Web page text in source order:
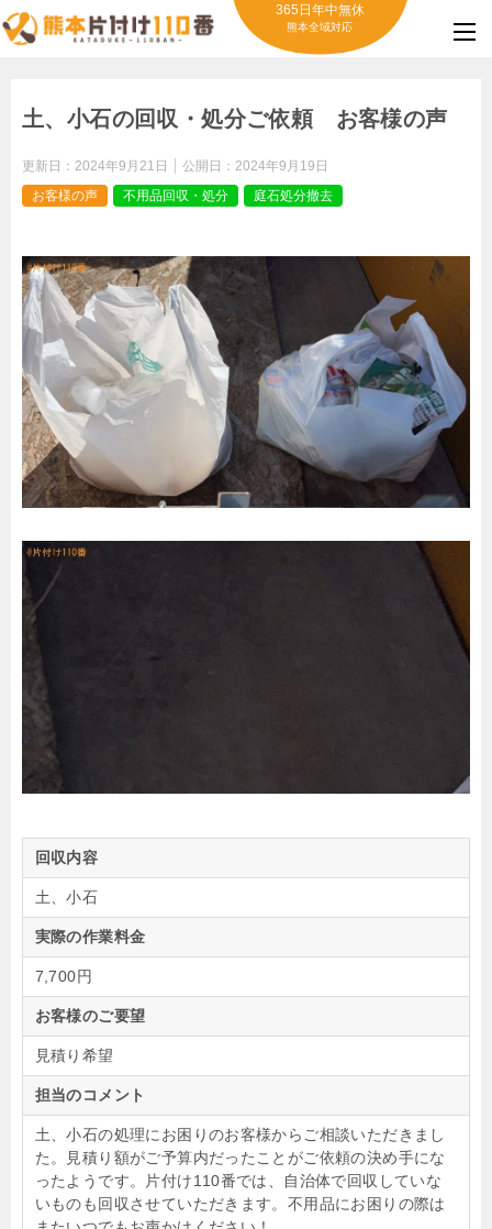
365日年中無休
熊本全域対応
土、小石の回収・処分ご依頼 お客様の声
更新日： 2024年9月21日 公開日： 2024年9月19日
お客様の声
不用品回収・処分 庭石処分撤去
回収内容
土、小石
実際の作業料金
7,700円
お客様のご要望
見積り希望
担当のコメント
土、小石の処理にお困りのお客様からご相談いただきまし
た。見積り額がご予算内だったことがご依頼の決め手にな
ったようです。片付け110番では、自治体で回収していな
いものも回収させていただきます。不用品にお困りの際は